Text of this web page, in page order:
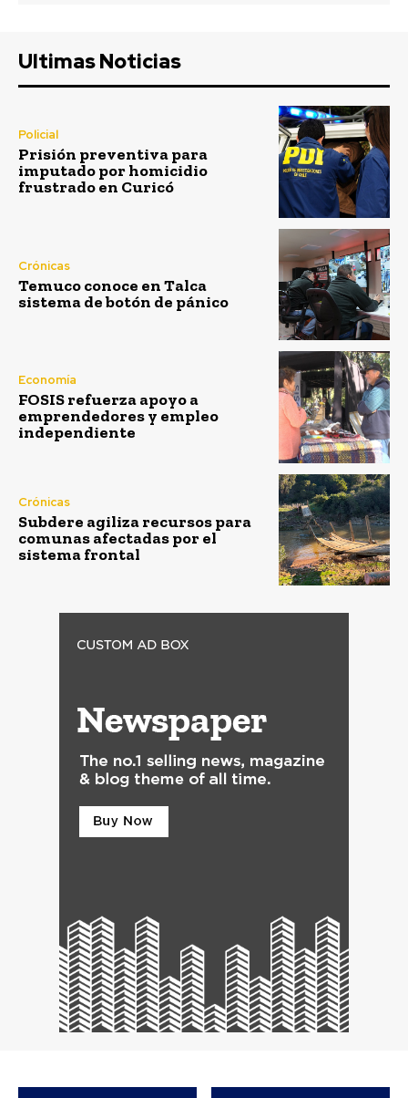
Ultimas Noticias
Policial
Prisión preventiva para
imputado por homicidio
frustrado en Curicó
Crónicas
Temuco conoce en Talca
sistema de botón de pánico
Economía
FOSIS refuerza apoyo a
emprendedores y empleo
independiente
Crónicas
Subdere agiliza recursos para
comunas afectadas por el
sistema frontal